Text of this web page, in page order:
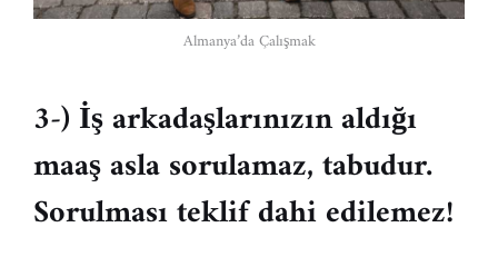
Almanya’da Çalışmak
3-) İş arkadaşlarınızın aldığı
maaş asla sorulamaz, tabudur.
Sorulması teklif dahi edilemez!